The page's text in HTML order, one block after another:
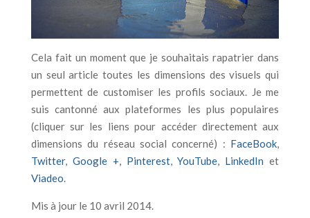
Cela fait un moment que je souhaitais rapatrier dans
un seul article toutes les dimensions des visuels qui
permettent de customiser les profils sociaux. Je me
suis cantonné aux plateformes les plus populaires
(cliquer sur les liens pour accéder directement aux
dimensions du réseau social concerné) : FaceBook,
Twitter, Google +, Pinterest,YouTube, LinkedIn et
Viadeo.
Mis à jour le 10 avril 2014.